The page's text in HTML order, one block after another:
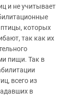
и не учитывает
которых
так как их
пищи. Так в
всего из
в